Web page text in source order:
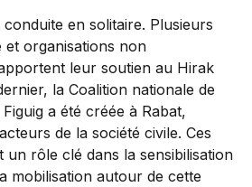
conduite en solitaire. Plusieurs
et organisations non
leur soutien au Hirak
la Coalition nationale de
a été créée à Rabat,
de la société civile. Ces
un rôle clé dans la sensibilisation
mobilisation autour de cette